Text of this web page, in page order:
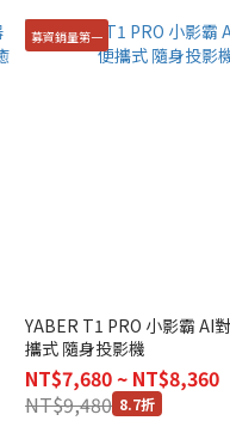
募資銷量第一
YABER T1 PRO 小影霸 AI對焦技術 便
攜式 隨身投影機
NT$7,680 ~ NT$8,360
NT$9,480 8.7折